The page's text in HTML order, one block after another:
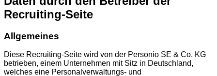
Recruiting-Seite
Allgemeines
Diese Recruiting-Seite wird von der Personio SE & Co. KG
betrieben, einem Unternehmen mit Sitz in Deutschland,
welches eine Personalverwaltungs- und